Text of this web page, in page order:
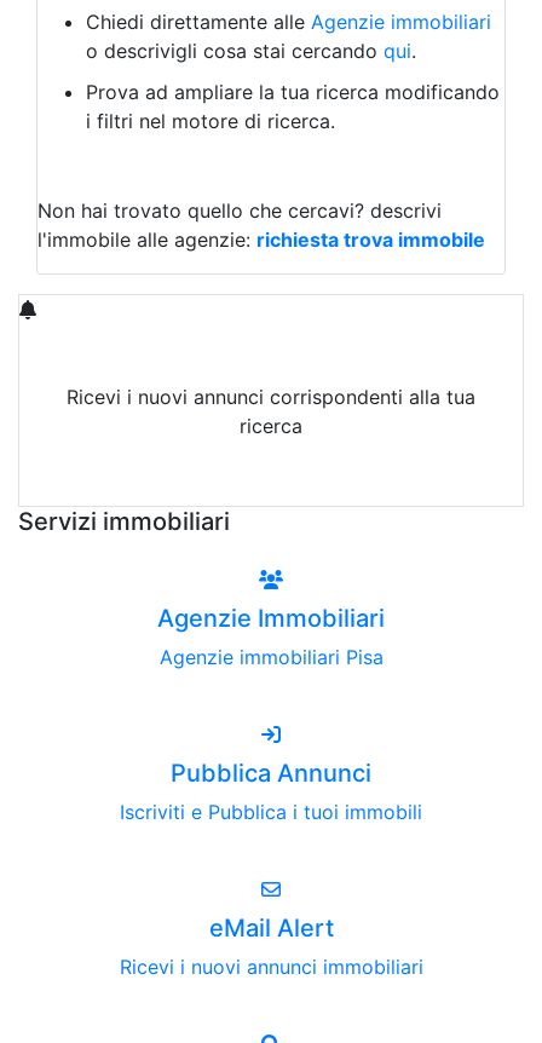
Magazzini
Capannoni
Uffici
Terreni in Affitto
Qualsiasi
Chiedi direttamente alle Agenzie immobiliari
o descrivigli cosa stai cercando qui.
Prova ad ampliare la tua ricerca modificando
i filtri nel motore di ricerca.
Non hai trovato quello che cercavi? descrivi
l'immobile alle agenzie: richiesta trova immobile
Ricevi i nuovi annunci corrispondenti alla tua
ricerca
Servizi immobiliari
Agenzie Immobiliari
Agenzie immobiliari Pisa
Pubblica Annunci
Iscriviti e Pubblica i tuoi immobili
eMail Alert
Ricevi i nuovi annunci immobiliari